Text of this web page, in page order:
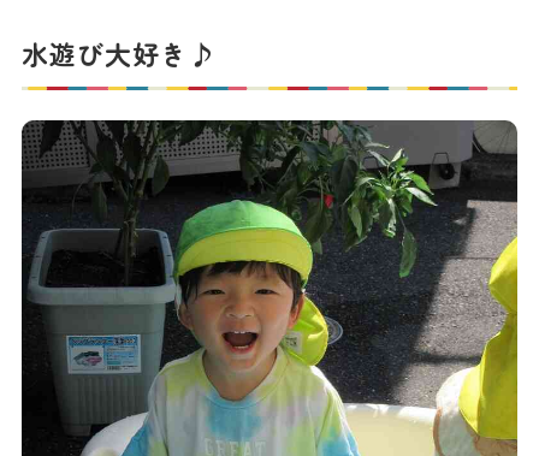
各種書類
よくあるご質問
保育園に関するお問い合わせ
プライバシーポリシー サイトのご利用について
サイトマップ ニチイ学館オフィシャルサイト
水遊び大好き♪